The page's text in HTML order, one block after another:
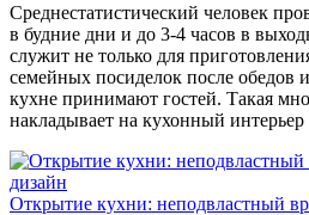
Среднестатистический человек
в будние дни и до 3-4 часов в
служит не только для
семейных посиделок после обедов
кухне принимают гостей. Такая
накладывает на кухонный интерьер
Открытие кухни: неподвластный